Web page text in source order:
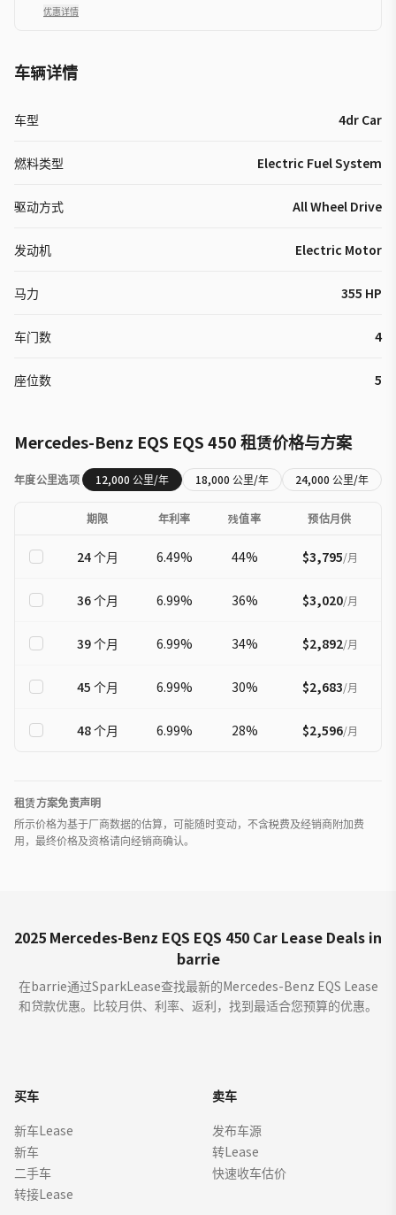
优惠详情
车辆详情
车型 4dr Car
燃料类型 Electric Fuel System
驱动方式 All Wheel Drive
发动机 Electric Motor
马力 355 HP
车门数 4
座位数 5
Mercedes-Benz EQS EQS 450租赁价格与方案
年度公里选项 12,000 公里/年 18,000 公里/年 24,000 公里/年
期限 年利率 残值率 预估月供
24个月 6.49% 44% $3,795/月
36个月 6.99% 36% $3,020/月
39个月 6.99% 34% $2,892/月
45 个月 6.99% 30% $2,683/月
48个月 6.99% 28% $2,596/月
租赁方案免责声明
所示价格为基于厂商数据的估算，可能随时变动，不含税费及经销商附加费
用，最终价格及资格请向经销商确认。
2025 Mercedes-Benz EQS EQS 450 Car Lease Deals in
barrie
在barrie通过SparkLease查找最新的Mercedes-Benz EQS Lease
和贷款优惠。比较月供、利率、返利，找到最适合您预算的优惠。
买车
新车Lease
新车
二手车
转接Lease
卖车
发布车源
转Lease
快速收车估价